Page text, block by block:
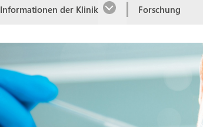
Informationen der Klinik Forschung